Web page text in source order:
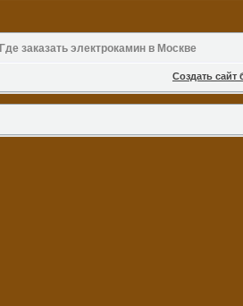
Где заказать электрокамин в Москве
Создать сайт